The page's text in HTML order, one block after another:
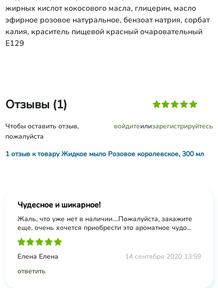
жирных кислот кокосового масла, глицерин, масло
эфирное розовое натуральное, бензоат натрия, сорбат
калия, краситель пищевой красный очаровательный
Е129
Отзывы (1)
Чтобы оставить отзыв,
пожалуйста
войдитеилизарегистрируйтесь
1 отзыв к товару Жидкое мыло Розовое королевское, 300 мл
Чудесное и шикарное!
Жаль, что уже нет в наличии....Пожалуйста, закажите
еще, очень хочется приобрести это ароматное чудо...
Елена Елена
14 сентября 2020 13:59
ответить